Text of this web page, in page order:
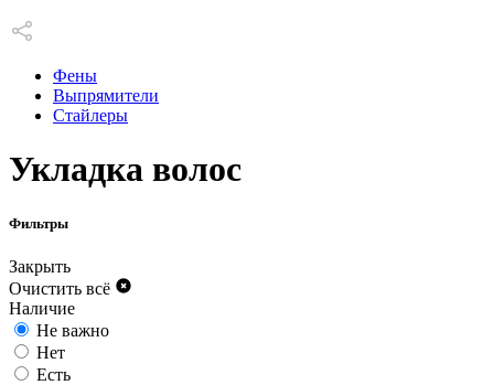
Фены
Выпрямители
Стайлеры
Укладка волос
Фильтры
Закрыть
Очистить всё
Наличие
Не важно
Нет
Есть